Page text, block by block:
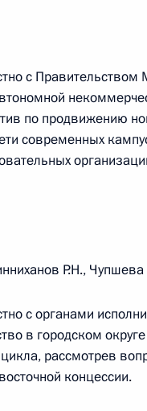
Андреем
развития
центральному
с
по продвижению
современных
Р.Н.,
с органами
в городском округе
рассмотрев
концессии.